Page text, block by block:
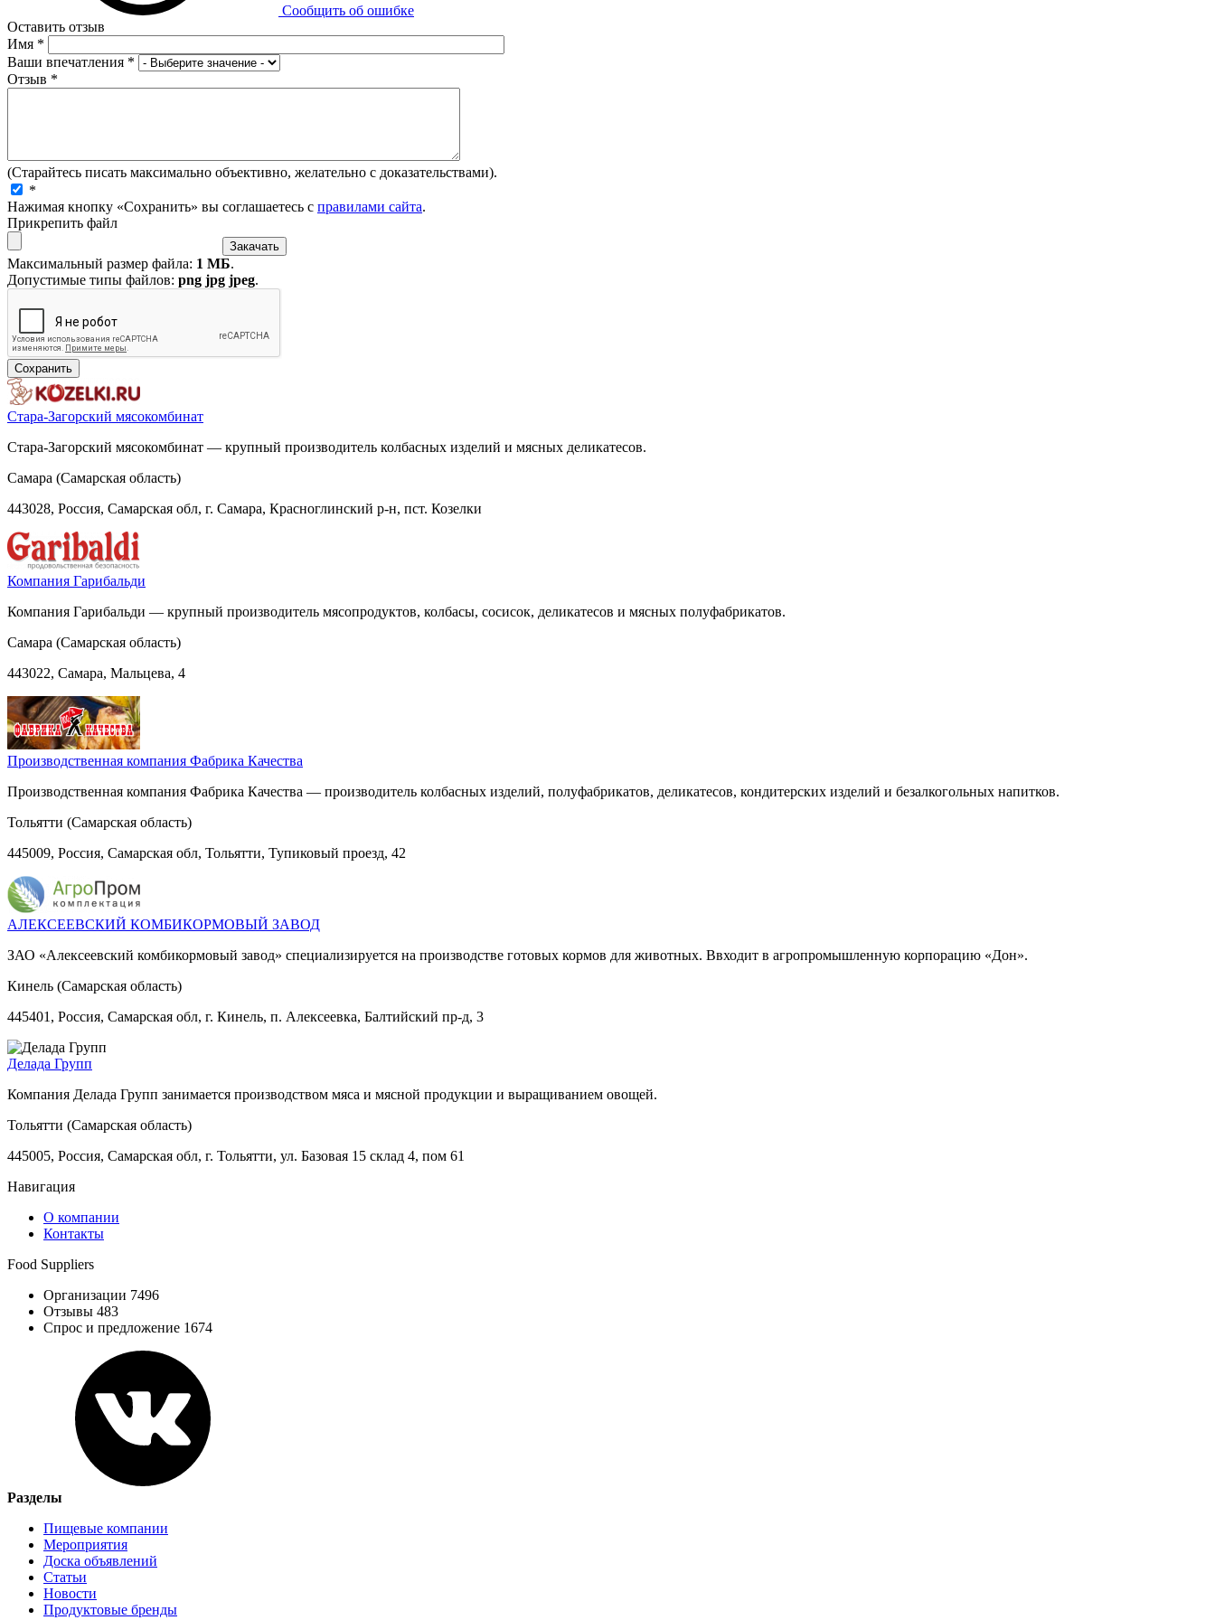
Сообщить об ошибке
Оставить отзыв
Имя *
Ваши впечатления *
Отзыв *
(Старайтесь писать максимально объективно, желательно с доказательствами).
*
Нажимая кнопку «Сохранить» вы соглашаетесь с правилами сайта.
Прикрепить файл
Максимальный размер файла: 1 МБ.
Допустимые типы файлов: png jpg jpeg.
Стара-Загорский мясокомбинат
Стара-Загорский мясокомбинат — крупный производитель колбасных изделий и мясных деликатесов.
Самара (Самарская область)
443028, Россия, Самарская обл, г. Самара, Красноглинский р-н, пст. Козелки
Компания Гарибальди
Компания Гарибальди — крупный производитель мясопродуктов, колбасы, сосисок, деликатесов и мясных полуфабрикатов.
Самара (Самарская область)
443022, Самара, Мальцева, 4
Производственная компания Фабрика Качества
Производственная компания Фабрика Качества — производитель колбасных изделий, полуфабрикатов, деликатесов, кондитерских изделий и безалкогольных напитков.
Тольятти (Самарская область)
445009, Россия, Самарская обл, Тольятти, Тупиковый проезд, 42
АЛЕКСЕЕВСКИЙ КОМБИКОРМОВЫЙ ЗАВОД
ЗАО «Алексеевский комбикормовый завод» специализируется на производстве готовых кормов для животных. Ввходит в агропромышленную корпорацию «Дон».
Кинель (Самарская область)
445401, Россия, Самарская обл, г. Кинель, п. Алексеевка, Балтийский пр-д, 3
Делада Групп
Компания Делада Групп занимается производством мяса и мясной продукции и выращиванием овощей.
Тольятти (Самарская область)
445005, Россия, Самарская обл, г. Тольятти, ул. Базовая 15 склад 4, пом 61
Навигация
О компании
Контакты
Food Suppliers
Организации 7496
Отзывы 483
Спрос и предложение 1674
Разделы
Пищевые компании
Мероприятия
Доска объявлений
Статьи
Новости
Продуктовые бренды